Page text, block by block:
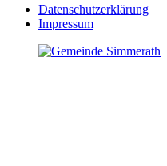
Datenschutzerklärung
Impressum